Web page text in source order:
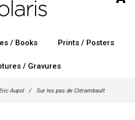
/ Books Prints / Posters
/ Gravures
Aupol / Sur les pas de Clérambault